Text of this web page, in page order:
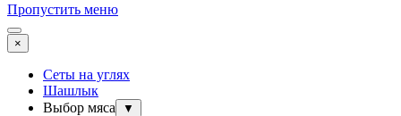
Пропустить меню
×
Сеты на углях
Шашлык
Выбор мяса
▼